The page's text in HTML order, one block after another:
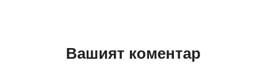
Вашият коментар